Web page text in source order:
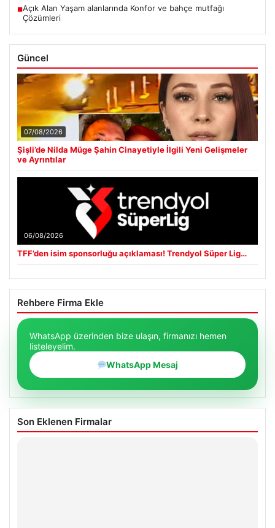
■Açık Alan Yaşam alanlarında Konfor ve bahçe mutfağı
Çözümleri
Güncel
07/08/2026
Şişli’de Nilda Müge Şahin Cinayetiyle İlgili Yeni Gelişmeler
ve Ayrıntılar
06/08/2026
TFF’den isim sponsorluğu açıklaması! Trendyol Süper Lig…
Rehbere Firma Ekle
WhatsApp üzerinden bize ulaşın, firmanızı hemen
listeleyelim.
WhatsApp Mesaj
Son Eklenen Firmalar